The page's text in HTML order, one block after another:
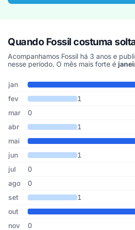
Quando Fossil costuma
Acompanhamos Fossil há 3 anos e
nesse período. O mês mais forte é
Cupons de Fossil publicados por mês,
Mês Cupons publicadosDesconto
jan
fev
1
mar
0
abr
1
mai
jun
1
jul
0
ago
0
set
1
out
nov
0